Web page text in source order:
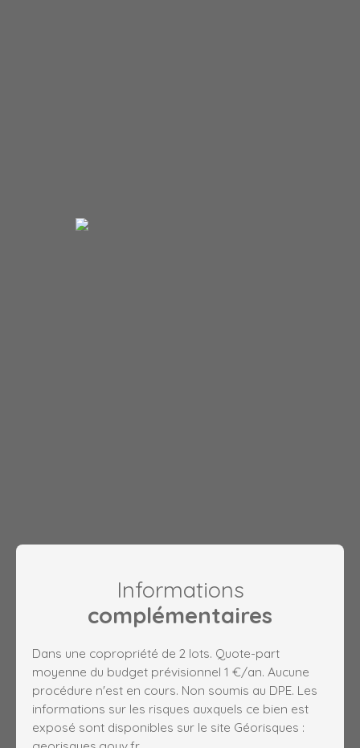
Informations
complémentaires
Dans une copropriété de 2 lots. Quote-part
moyenne du budget prévisionnel 1 €/an. Aucune
procédure n'est en cours. Non soumis au DPE. Les
informations sur les risques auxquels ce bien est
exposé sont disponibles sur le site Géorisques :